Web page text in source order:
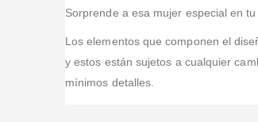
Sorprende a esa mujer especial en
Los elementos que componen el
y estos están sujetos a cualquier
mínimos detalles.